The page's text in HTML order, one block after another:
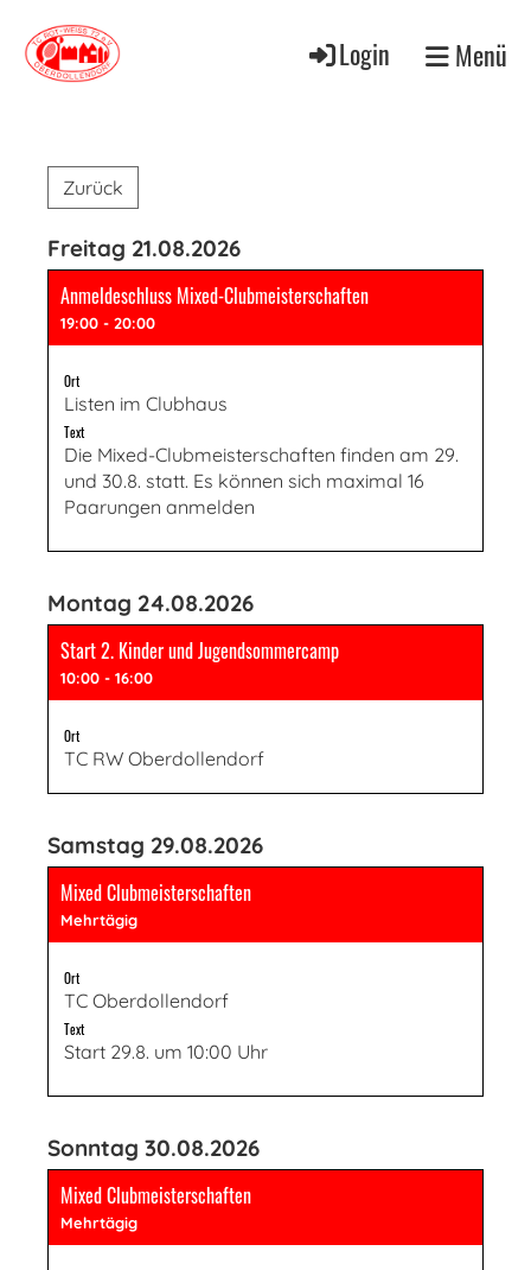
Login Menü
Zurück
Freitag 21.08.2026
Anmeldeschluss Mixed-Clubmeisterschaften
19:00 - 20:00
Ort
Listen im Clubhaus
Text
Die Mixed-Clubmeisterschaften finden am 29.
und 30.8. statt. Es können sich maximal 16
Paarungen anmelden
Montag 24.08.2026
Start 2. Kinder und Jugendsommercamp
10:00 - 16:00
Ort
TC RW Oberdollendorf
Samstag 29.08.2026
Mixed Clubmeisterschaften
Mehrtägig
Ort
TC Oberdollendorf
Text
Start 29.8. um 10:00 Uhr
Sonntag 30.08.2026
Mixed Clubmeisterschaften
Mehrtägig